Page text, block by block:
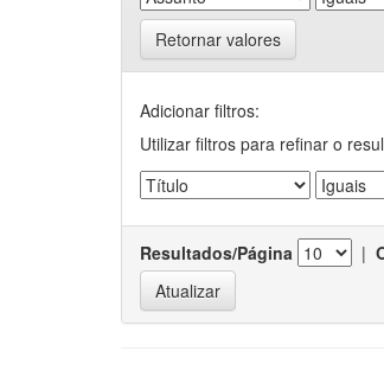
Retornar valores
Adicionar filtros:
Utilizar filtros para refinar o
Resultados/Página |